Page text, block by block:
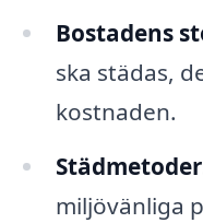
Bostadens
ska städas,
kostnaden.
miljövänliga